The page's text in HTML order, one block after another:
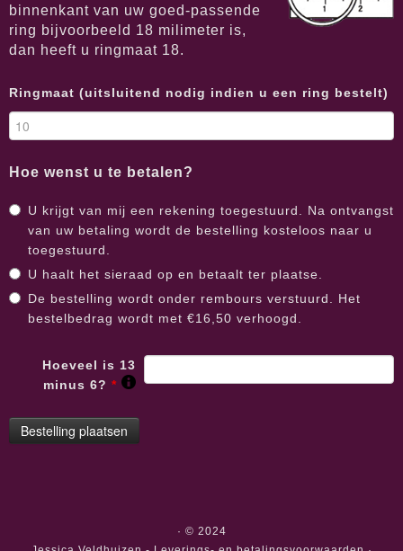
binnenkant van uw goed-passende
ring bijvoorbeeld 18 milimeter is,
dan heeft u ringmaat 18.
Ringmaat (uitsluitend nodig indien u een ring bestelt)
Hoe wenst u te betalen?
U krijgt van mij een rekening toegestuurd. Na ontvangst
van uw betaling wordt de bestelling kosteloos naar u
toegestuurd.
U haalt het sieraad op en betaalt ter plaatse.
De bestelling wordt onder rembours verstuurd. Het
bestelbedrag wordt met €16,50 verhoogd.
Hoeveel is 13
minus 6?*
· © 2024